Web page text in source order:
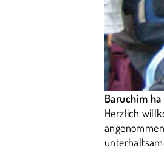
Baruchim
Herzlich